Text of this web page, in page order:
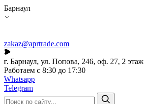
Барнаул
zakaz@aprtrade.com
г. Барнаул, ул. Попова, 246, оф. 27, 2 этаж
Работаем с 8:30 до 17:30
Whatsapp
Telegram